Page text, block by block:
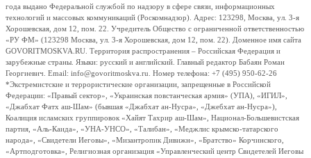
года выдано Федеральной службой по надзору в сфере связи, информационных
технологий и массовых коммуникаций (Роскомнадзор). Адрес: 123298, Москва, ул. 3-я
Хорошевская, дом 12, пом. 22. Учредитель Общество с ограниченной ответственностью
«РУ ФМ» (123298 Москва, ул. 3-я Хорошевская, дом 12, пом. 22). Доменное имя сайта
GOVORITMOSKVA.RU. Территория распространения – Российская Федерация и
зарубежные страны. Языки: русский и английский. Главный редактор Бабаян Роман
Георгиевич. Email: info@govoritmoskva.ru. Номер телефона: +7 (495) 950-62-26
*Экстремистские и террористические организации, запрещенные в Российской
Федерации: «Правый сектор», «Украинская повстанческая армия» (УПА), «ИГИЛ»,
«Джабхат Фатх аш-Шам» (бывшая «Джабхат ан-Нусра», «Джебхат ан-Нусра»),
Коалиция исламских группировок «Хайят Тахрир аш-Шам», Национал-Большевистская
партия, «Аль-Каида», «УНА-УНСО», «Талибан», «Меджлис крымско-татарского
народа», «Свидетели Иеговы», «Мизантропик Дивижн», «Братство» Корчинского,
«Артподготовка», Религиозная организация «Управленческий центр Свидетелей Иеговы